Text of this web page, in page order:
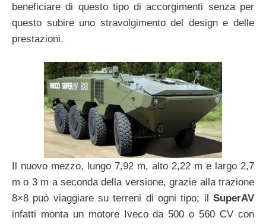
beneficiare di questo tipo di accorgimenti senza per
questo subire uno stravolgimento del design e delle
prestazioni.
Il nuovo mezzo, lungo 7,92 m, alto 2,22 m e largo 2,7
m o 3 m a seconda della versione, grazie alla trazione
8×8 può viaggiare su terreni di ogni tipo; il SuperAV
infatti monta un motore Iveco da 500 o 560 CV con